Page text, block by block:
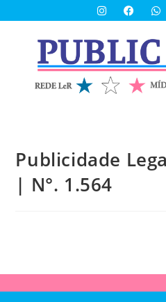
Publicidade
| N°. 1.564